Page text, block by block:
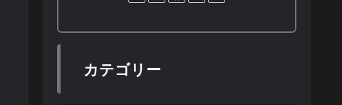
カテゴリー